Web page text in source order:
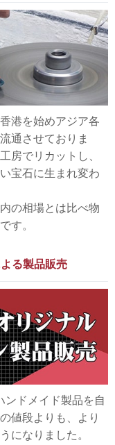
港を始めアジア各
通させておりま
房でリカットし、
い宝石に生まれ変わ
の相場とは比べ物
す。
る製品販売
ンドメイド製品を自
値段よりも、より
になりました。